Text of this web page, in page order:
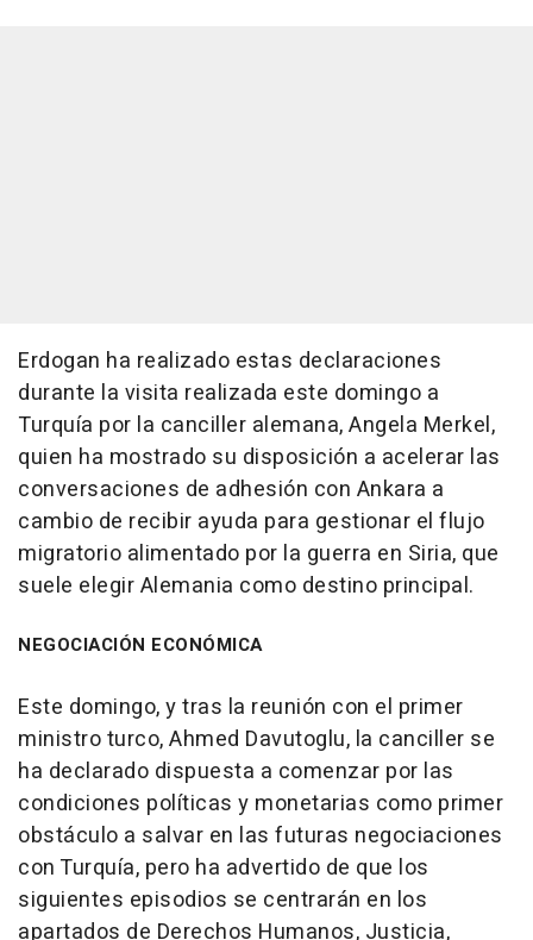
Erdogan ha realizado estas declaraciones
durante la visita realizada este domingo a
Turquía por la canciller alemana, Angela Merkel,
quien ha mostrado su disposición a acelerar las
conversaciones de adhesión con Ankara a
cambio de recibir ayuda para gestionar el flujo
migratorio alimentado por la guerra en Siria, que
suele elegir Alemania como destino principal.
NEGOCIACIÓN ECONÓMICA
Este domingo, y tras la reunión con el primer
ministro turco, Ahmed Davutoglu, la canciller se
ha declarado dispuesta a comenzar por las
condiciones políticas y monetarias como primer
obstáculo a salvar en las futuras negociaciones
con Turquía, pero ha advertido de que los
siguientes episodios se centrarán en los
apartados de Derechos Humanos, Justicia,